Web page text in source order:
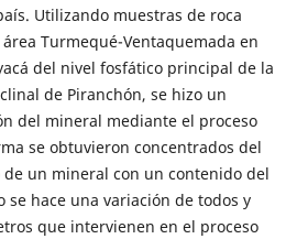
Utilizando muestras de roca
Turmequé-Ventaquemada en
del nivel fosfático principal de la
de Piranchón, se hizo un
del mineral mediante el proceso
se obtuvieron concentrados del
de un mineral con un contenido del
se hace una variación de todos y
que intervienen en el proceso